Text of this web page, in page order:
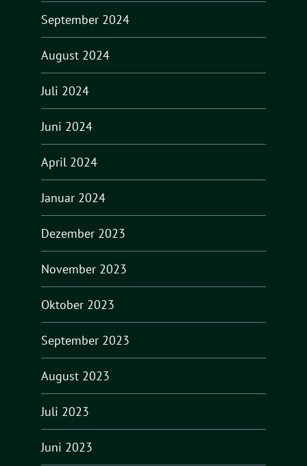
September 2024
August 2024
Juli 2024
Juni 2024
April 2024
Januar 2024
Dezember 2023
November 2023
Oktober 2023
September 2023
August 2023
Juli 2023
Juni 2023